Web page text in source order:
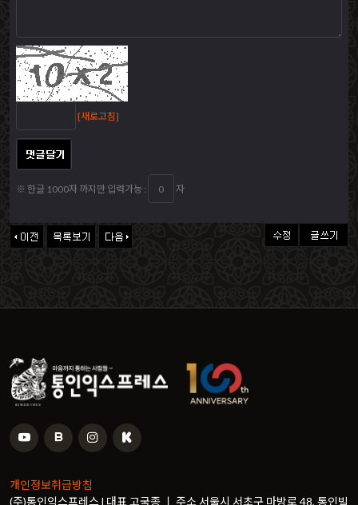
[새로고침]
※ 한글 1000자 까지만 입력가능 : 자
개인정보취급방침
(주)통인익스프레스 l 대표 고국종 ㅣ 주소 서울시 서초구 마방로 48, 통인빌